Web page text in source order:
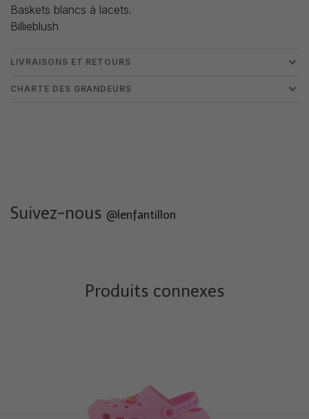
Baskets blancs à lacets.
Billieblush
LIVRAISONS ET RETOURS
CHARTE DES GRANDEURS
Suivez-nous @lenfantillon
Produits connexes